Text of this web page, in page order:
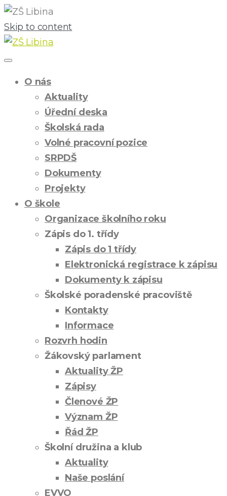
Skip to content
O nás
Aktuality
Úřední deska
Školská rada
Volné pracovní pozice
SRPDŠ
Dokumenty
Projekty
O škole
Organizace školního roku
Zápis do 1. třídy
Zápis do 1 třídy
Elektronická registrace k zápisu
Dokumenty k zápisu
Školské poradenské pracoviště
Kontakty
Informace
Rozvrh hodin
Žákovský parlament
Aktuality ŽP
Zápisy
Členové ŽP
Význam ŽP
Řád ŽP
Školní družina a klub
Aktuality
Naše poslání
EVVO